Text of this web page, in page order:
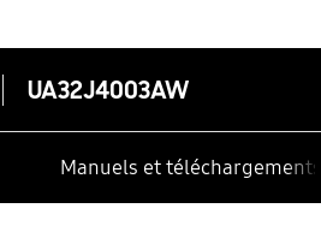
UA32J4003AW
Manuels et téléchargements